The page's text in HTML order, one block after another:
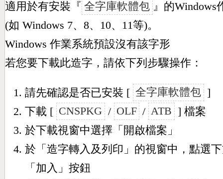
適用於有安裝『 全字庫軟體包 』的Windows
(如 Windows 7、8、10、11等)。
Windows 作業系統預設沒有該字形
若您要下載此造字，請依下列步驟操作：
請先確認是否已安裝 [ 全字庫軟體包 ]
下載 [ CNSPKG / OLF / ATB ] 檔案
於下載視窗中選擇「開啟檔案」
於「造字轉入及列印」的視窗中，點選
「加入」按鈕